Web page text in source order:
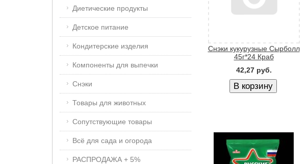
Снэки кукурузные Сырболл
45г*24 Краб
42,27 руб.
Диетические продукты
Детское питание
Кондитерские изделия
Компоненты для выпечки
Снэки
Товары для животных
Сопутствующие товары
Всё для сада и огорода
РАСПРОДАЖА + 5%